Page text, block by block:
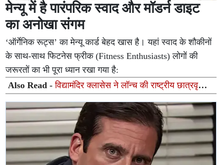
मेन्यू में है पारंपरिक स्वाद और मॉडर्न डाइट
का अनोखा संगम
‘ऑर्गेनिक रूट्स’ का मेन्यू कार्ड बेहद खास है। यहां स्वाद के शौकीनों
के साथ-साथ फिटनेस फ्रीक (Fitness Enthusiasts) लोगों की
जरूरतों का भी पूरा ध्यान रखा गया है:
Also Read -विद्यामंदिर क्लासेस ने लॉन्च की राष्ट्रीय छात्रवृत्ति
परीक्षा 'VIQ 2026', छात्रों को 100% तक स्कॉलरशिप का मिलेगा
अवसर